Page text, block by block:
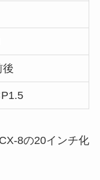
後
8の20インチ化